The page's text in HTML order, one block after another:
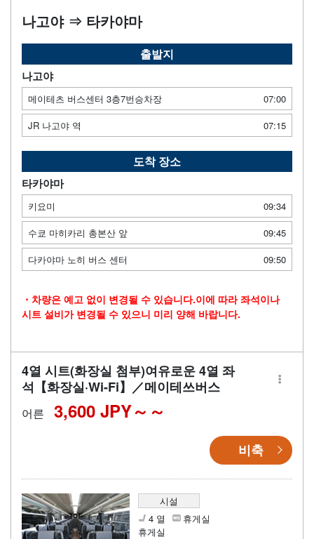
나고야 ⇒ 타카야마
출발지
나고야
메이테츠 버스센터 3층7번승차장
07:00
JR 나고야 역
07:15
도착 장소
타카야마
키요미
09:34
수쿄 마히카리 총본산 앞
09:45
다카야마 노히 버스 센터
09:50
・차량은 예고 없이 변경될 수 있습니다.이에 따라 좌석이나
시트 설비가 변경될 수 있으니 미리 양해 바랍니다.
4열 시트(화장실 첨부)여유로운 4열 좌
석【화장실·Wi-Fi】／메이테쓰버스
어른 3,600 JPY～
비축
시설
4 열
휴게실
휴게실